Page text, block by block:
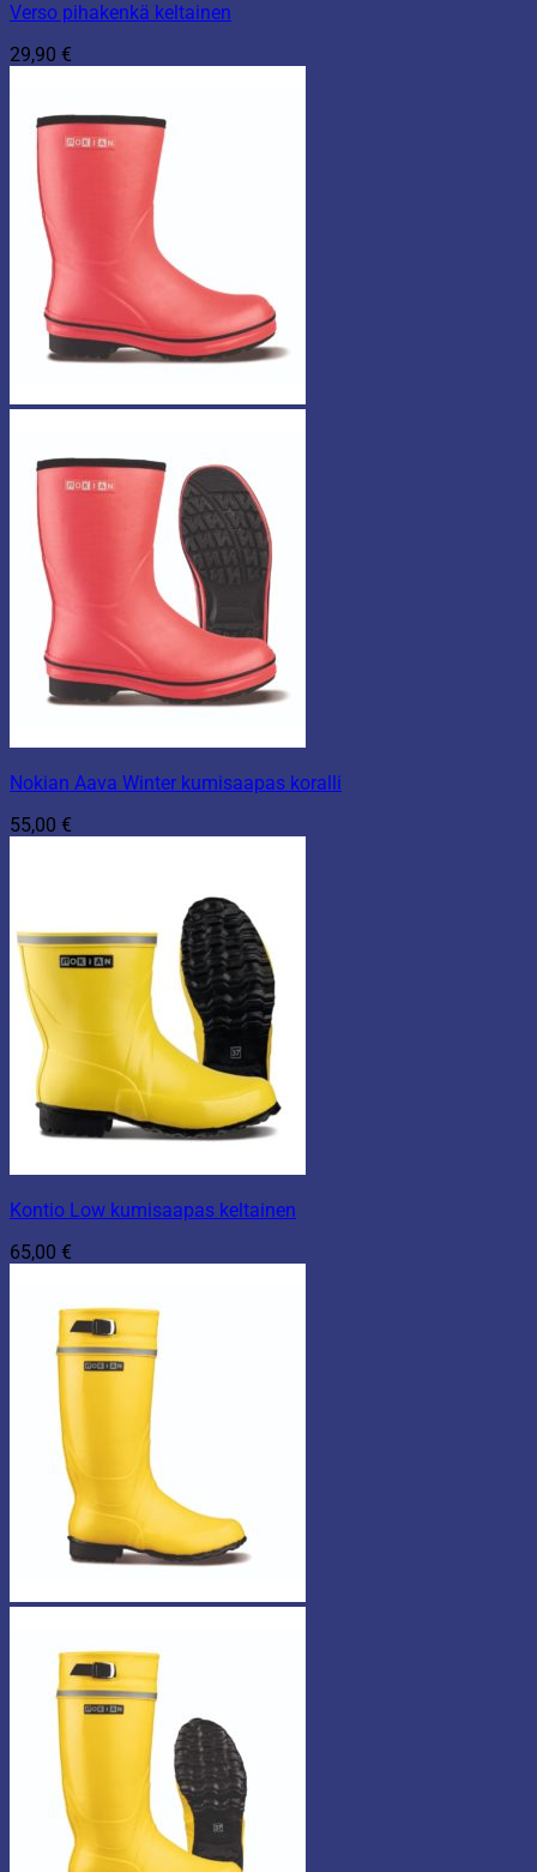
Verso pihakenkä keltainen
29,90 €
Nokian Aava Winter kumisaapas koralli
55,00 €
Kontio Low kumisaapas keltainen
65,00 €